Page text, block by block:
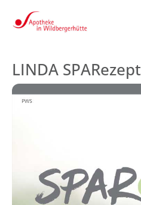
LINDA SPARezept